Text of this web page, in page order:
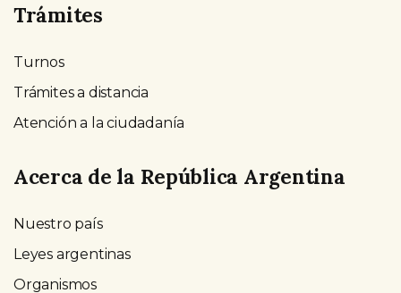
Trámites
Turnos
Trámites a distancia
Atención a la ciudadanía
Acerca de la República Argentina
Nuestro país
Leyes argentinas
Organismos